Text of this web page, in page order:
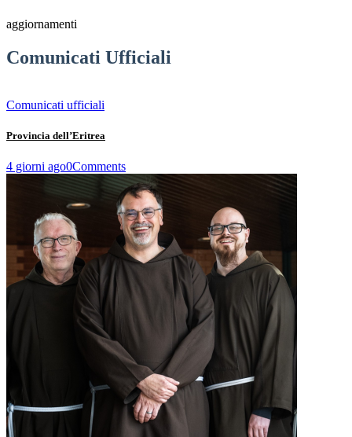
aggiornamenti
Comunicati Ufficiali
Comunicati ufficiali
Provincia dell’Eritrea
4 giorni ago0Comments